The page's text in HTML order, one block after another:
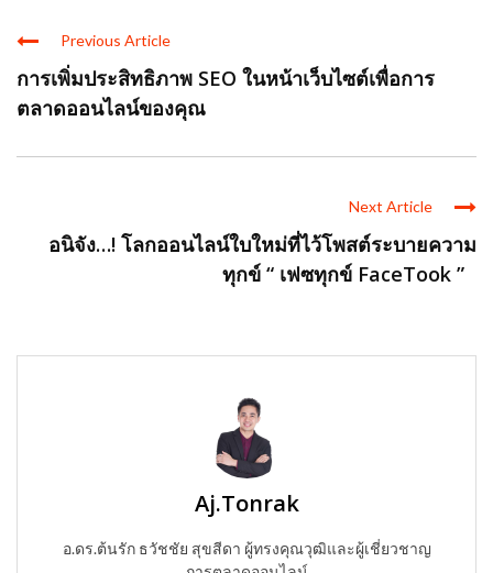
Previous Article
การเพิ่มประสิทธิภาพ SEO ในหน้าเว็บไซต์เพื่อการ
ตลาดออนไลน์ของคุณ
Next Article
อนิจัง…! โลกออนไลน์ใบใหม่ที่ไว้โพสต์ระบายความ
ทุกข์ “ เฟซทุกข์ FaceTook ”
Aj.Tonrak
อ.ดร.ต้นรัก ธวัชชัย สุขสีดา ผู้ทรงคุณวุฒิและผู้เชี่ยวชาญ